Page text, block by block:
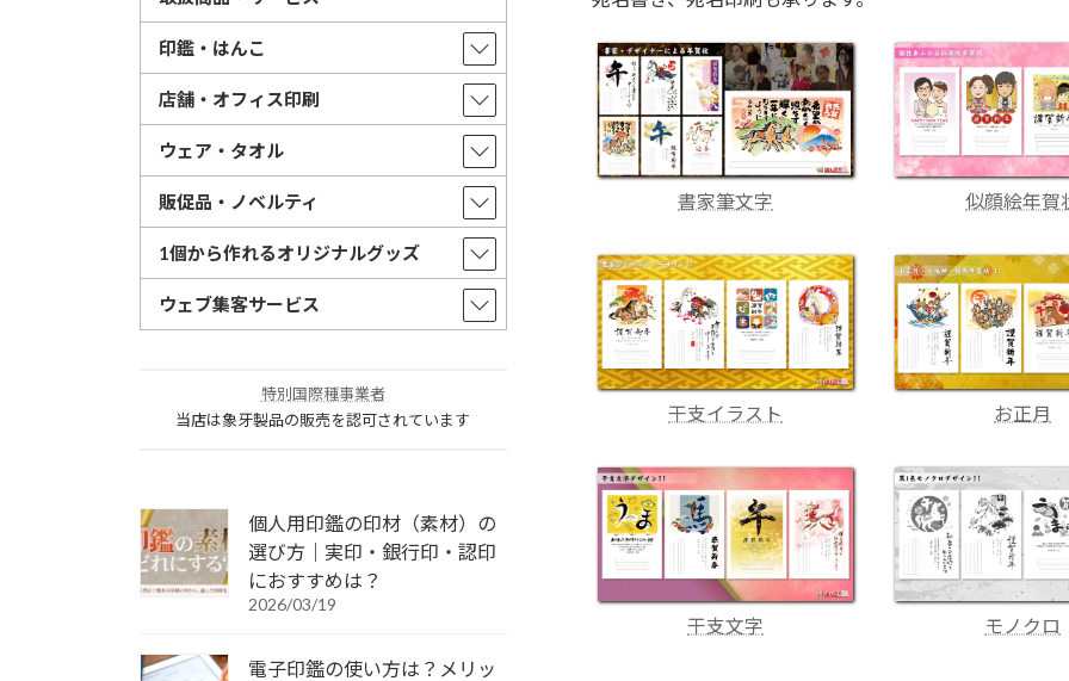
書家筆文字 似顔絵年賀
干支イラスト お正月
干支文字 モノクロ
印鑑・はんこ
店舗・オフィス印刷
ウェア・タオル
販促品・ノベルティ
1個から作れるオリジナルグッズ
ウェブ集客サービス
特別国際種事業者
当店は象牙製品の販売を認可されています
個人用印鑑の印材（素材）の
選び方｜実印・銀行印・認印
におすすめは？
2026/03/19
電子印鑑の使い方は？メリッ